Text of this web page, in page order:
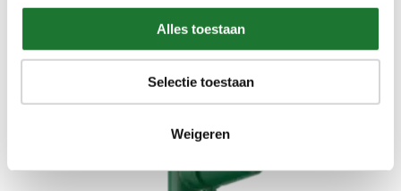
Alles toestaan
Selectie toestaan
Weigeren